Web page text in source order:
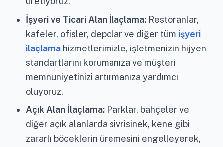
İşyeri ve Ticari Alan İlaçlama: Restoranlar,
kafeler, ofisler, depolar ve diğer tüm işyeri
ilaçlama hizmetlerimizle, işletmenizin hijyen
standartlarını korumanıza ve müşteri
memnuniyetinizi artırmanıza yardımcı
oluyoruz.
Açık Alan İlaçlama: Parklar, bahçeler ve
diğer açık alanlarda sivrisinek, kene gibi
zararlı böceklerin üremesini engelleyerek,